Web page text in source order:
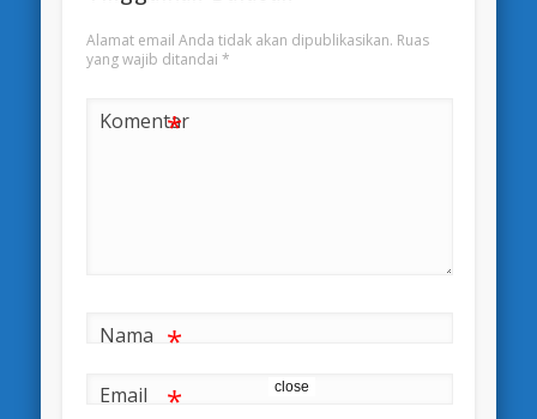
Alamat email Anda tidak akan dipublikasikan. Ruas
yang wajib ditandai *
Komentar
*
Nama *
Email * close